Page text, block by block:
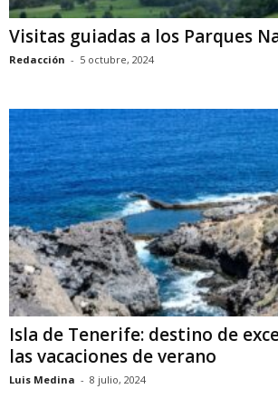
Visitas guiadas a los Parques
Redacción - 5 octubre, 2024
Isla de Tenerife: destino de
las vacaciones de verano
Luis Medina - 8 julio, 2024